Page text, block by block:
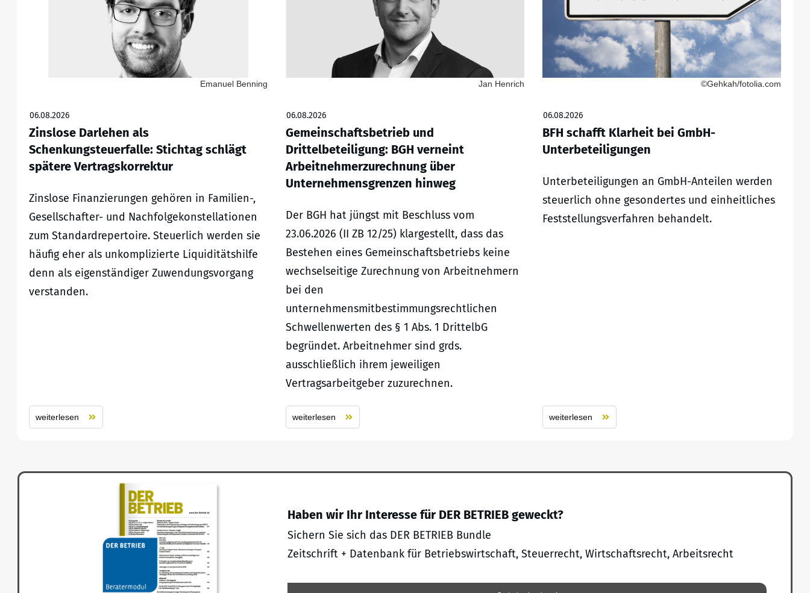
Emanuel Benning
06.08.2026
Zinslose Darlehen als
Schenkungsteuerfalle: Stichtag schlägt
spätere Vertragskorrektur
Zinslose Finanzierungen gehören in Familien-,
Gesellschafter- und Nachfolgekonstellationen
zum Standardrepertoire. Steuerlich werden sie
häufig eher als unkomplizierte Liquiditätshilfe
denn als eigenständiger Zuwendungsvorgang
verstanden.
weiterlesen
Jan Henrich
06.08.2026
Gemeinschaftsbetrieb und
Drittelbeteiligung: BGH verneint
Arbeitnehmerzurechnung über
Unternehmensgrenzen hinweg
Der BGH hat jüngst mit Beschluss vom
23.06.2026 (II ZB 12/25) klargestellt, dass das
Bestehen eines Gemeinschaftsbetriebs keine
wechselseitige Zurechnung von Arbeitnehmern
bei den
unternehmensmitbestimmungsrechtlichen
Schwellenwerten des § 1 Abs. 1 DrittelbG
begründet. Arbeitnehmer sind grds.
ausschließlich ihrem jeweiligen
Vertragsarbeitgeber zuzurechnen.
weiterlesen
©Gehkah/fotolia.com
06.08.2026
BFH schafft Klarheit bei GmbH-
Unterbeteiligungen
Unterbeteiligungen an GmbH-Anteilen werden
steuerlich ohne gesondertes und einheitliches
Feststellungsverfahren behandelt.
weiterlesen
Haben wir Ihr Interesse für DER BETRIEB geweckt?
Sichern Sie sich das DER BETRIEB Bundle
Zeitschrift + Datenbank für Betriebswirtschaft, Steuerrecht, Wirtschaftsrecht, Arbeitsrecht